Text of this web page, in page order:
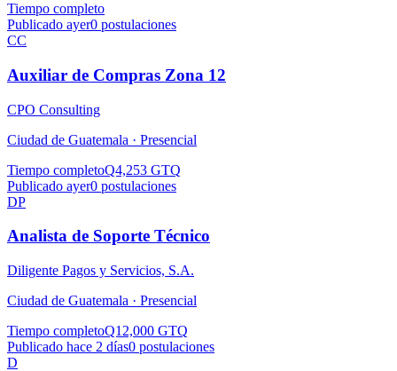
Tiempo completo
Publicado ayer0 postulaciones
CC
Auxiliar de Compras Zona 12
CPO Consulting
Ciudad de Guatemala · Presencial
Tiempo completoQ4,253 GTQ
Publicado ayer0 postulaciones
DP
Analista de Soporte Técnico
Diligente Pagos y Servicios, S.A.
Ciudad de Guatemala · Presencial
Tiempo completoQ12,000 GTQ
Publicado hace 2 días0 postulaciones
D